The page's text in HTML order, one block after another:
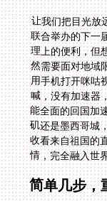
让我们把目光放
联合举办的下一
理上的便利，但
然需要面对地域
用手机打开咪咕
喊，没有加速器
能全面的回国加
矶还是墨西哥城
收看来自祖国的
情，完全融入世
简单几步，